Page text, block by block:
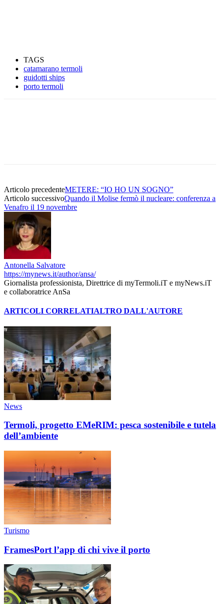
TAGS
catamarano termoli
guidotti ships
porto termoli
Articolo precedenteMETERE: “IO HO UN SOGNO”
Articolo successivoQuando il Molise fermò il nucleare: conferenza a
Venafro il 19 novembre
Antonella Salvatore
https://mynews.it/author/ansa/
Giornalista professionista, Direttrice di myTermoli.iT e myNews.iT
e collaboratrice AnSa
ARTICOLI CORRELATIALTRO DALL'AUTORE
News
Termoli, progetto EMeRIM: pesca sostenibile e tutela
dell’ambiente
Turismo
FramesPort l’app di chi vive il porto